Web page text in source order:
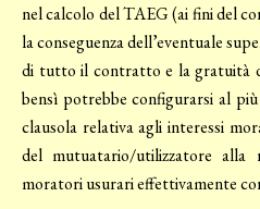
nel calcolo del TAEG (ai fini del
la conseguenza dell’eventuale
di tutto il contratto e la gratuità
bensì potrebbe configurarsi al
clausola relativa agli interessi
del mutuatario/utilizzatore alla
moratori usurari effettivamente